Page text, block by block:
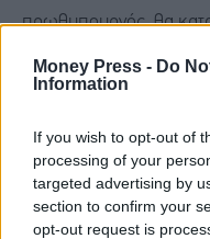
Money Press - Do
Information
If you wish to opt-out of
processing of your
targeted advertising by
section to confirm your
opt-out request is
πρωθυπουργός, θα
συμβούλιο! Διαθέτει
γραφικότητας και
Ζωή υπάρχει το... χάος!
6. Ανάλογη